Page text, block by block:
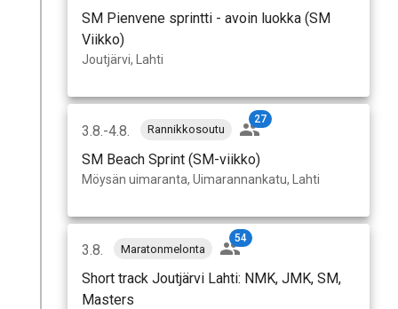
SM Pienvene sprintti - avoin luokka (SM
Viikko)
Joutjärvi, Lahti
3.8.-4.8. Rannikkosoutu
27
SM Beach Sprint (SM-viikko)
Möysän uimaranta, Uimarannankatu, Lahti
3.8. Maratonmelonta
54
Short track Joutjärvi Lahti: NMK, JMK, SM,
Masters